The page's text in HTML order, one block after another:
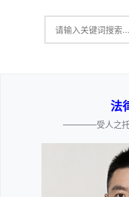
法
————受人之